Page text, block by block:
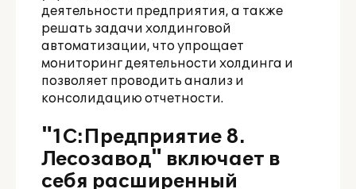
деятельности предприятия, а также
решать задачи холдинговой
автоматизации, что упрощает
мониторинг деятельности холдинга и
позволяет проводить анализ и
консолидацию отчетности.
"1С:Предприятие 8.
Лесозавод" включает в
себя расширенный